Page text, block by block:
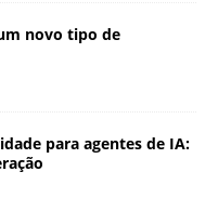
novo tipo de
para agentes de IA: